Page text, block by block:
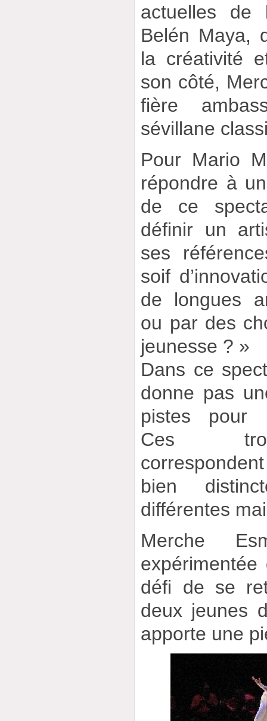
actuelles de
Belén Maya,
la créativité
son côté,
fière
sévillane
Pour Mario
répondre à
de ce
définir un
ses
soif
de longues
ou par des
jeunesse ? »
Dans ce
donne pas
pistes pour
Ces
bien
différentes
Merche
défi de se
deux jeunes
apporte une